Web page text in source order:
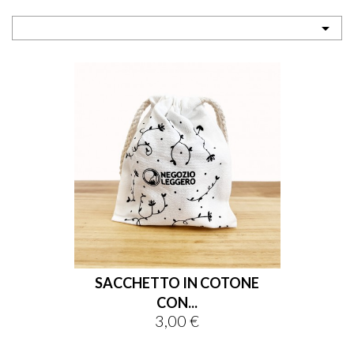



SACCHETTO IN COTONE
CON...
Prezzo
3,00 €